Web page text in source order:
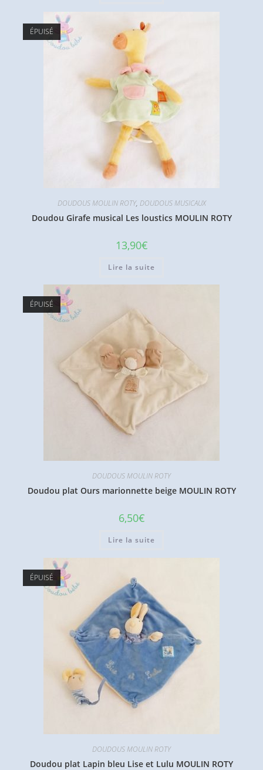
ÉPUISÉ
DOUDOUS MOULIN ROTY, DOUDOUS MUSICAUX
Doudou Girafe musical Les loustics MOULIN ROTY
13,90€
Lire la suite
ÉPUISÉ
DOUDOUS MOULIN ROTY
Doudou plat Ours marionnette beige MOULIN ROTY
6,50€
Lire la suite
ÉPUISÉ
DOUDOUS MOULIN ROTY
Doudou plat Lapin bleu Lise et Lulu MOULIN ROTY